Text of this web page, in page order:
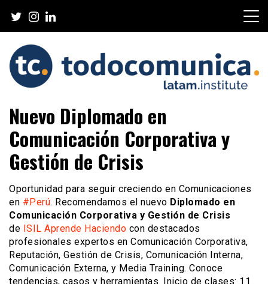
content
TodoComunica x LATAM
Institute
Nuevo Diplomado en
Comunicación Corporativa y
Gestión de Crisis
Oportunidad para seguir creciendo en Comunicaciones
en #Perú. Recomendamos el nuevo Diplomado en
Comunicación Corporativa y Gestión de Crisis
de ISIL Aprende Haciendo con destacados
profesionales expertos en Comunicación Corporativa,
Reputación, Gestión de Crisis, Comunicación Interna,
Comunicación Externa, y Media Training. Conoce
tendencias, casos y herramientas. Inicio de clases: 11